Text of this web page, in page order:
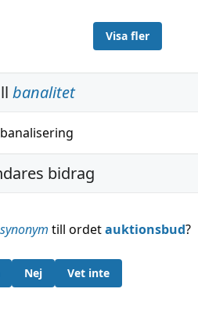
Visa fler
banalitet
banalisering
bidrag
synonym till ordetauktionsbud?
Nej Vet inte